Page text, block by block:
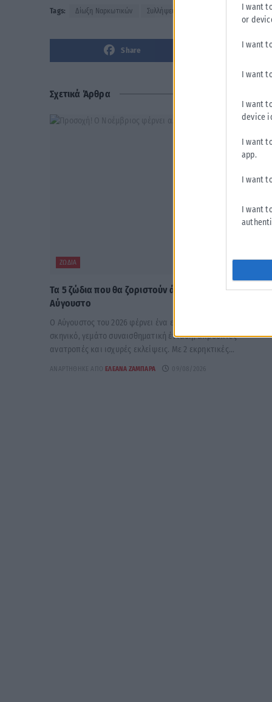
I want
or
I want
I want
I want
device
I want
app.
I want
I want
Tags: Δίωξη Ναρκωτικών Συλλήψεις
Share
Σχετικά Άρθρα
ΖΏΔΙΑ
Τα 5 ζώδια που θα ζοριστούν άσχημα αυτόν τον
Αύγουστο
Ο Αύγουστος του 2026 φέρνει ένα εκρηκτικό αστρολογικό
σκηνικό, γεμάτο συναισθηματική ένταση, απρόοπτες
ανατροπές και ισχυρές εκλείψεις. Με 2 εκρηκτικές...
ΑΝΑΡΤΉΘΗΚΕ ΑΠΌ ΕΛΕΆΝΑ ΖΑΜΠΆΡΑ 09/08/2026